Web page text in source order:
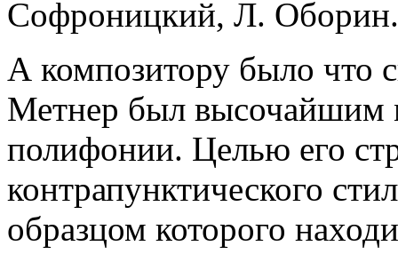
Софроницкий, Л. Оборин.
А композитору было что
Метнер был высочайшим
полифонии. Целью его
контрапунктического
образцом которого